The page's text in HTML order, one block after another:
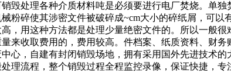
毁处理各种介质材料吨是必须要进行电厂焚烧。单
碎使其涉密文件被破碎成~cm大小的碎纸屑，可以
，用这种方法都是处理少量绝密文件的。所以一般
来收取费用的，费用较高。件档案、纸质资料、财
心，自建有封闭销毁场地，拥有采用国外先进技术
理流程，整个销毁过程全程监控录像，保证快捷，